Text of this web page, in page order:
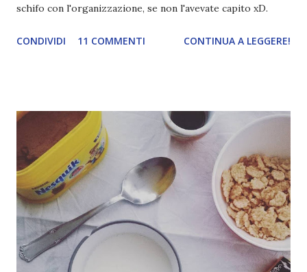
schifo con l'organizzazione, se non l'avevate capito xD.
CONDIVIDI 11 COMMENTI CONTINUA A LEGGERE!